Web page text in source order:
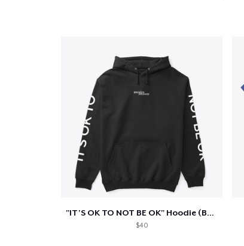
"IT'S OK TO NOT BE OK" Hoodie (BP LOGO)
$40